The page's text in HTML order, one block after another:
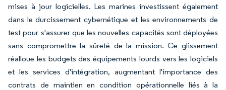
mises à jour logicielles. Les marines investissent également
dans le durcissement cybernétique et les environnements de
test pour s'assurer que les nouvelles capacités sont déployées
sans compromettre la sûreté de la mission. Ce glissement
réalloue les budgets des équipements lourds vers les logiciels
et les services d'intégration, augmentant l'importance des
contrats de maintien en condition opérationnelle liés à la